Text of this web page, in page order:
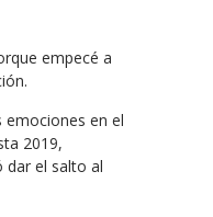
empecé a
emociones en el
2019,
el salto al